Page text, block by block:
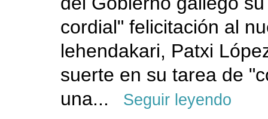
cordial" felicitación al
lehendakari, Patxi
suerte en su tarea de
una...
Seguir leyendo